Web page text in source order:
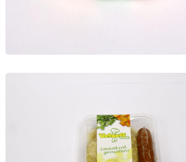
Stamppot zuurkool